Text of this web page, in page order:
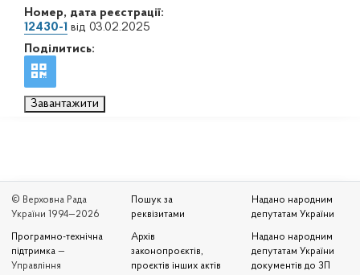
Номер, дата реєстрації:
12430-1 від 03.02.2025
Поділитись:
Завантажити
© Верховна Рада
України 1994—2026
Програмно-технічна
підтримка —
Управління
Пошук за
реквізитами
Архів
законопроєктів,
проєктів інших актів
Надано народним
депутатам України
Надано народним
депутатам України
документів до ЗП